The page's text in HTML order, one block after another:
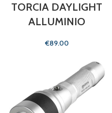
TORCIA DAYLIGHT
ALLUMINIO
€